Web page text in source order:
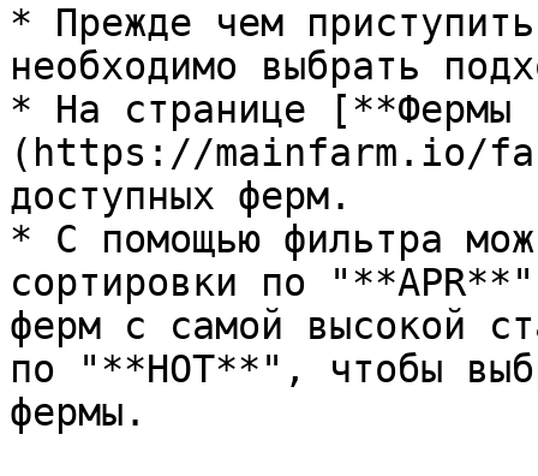
* Прежде чем
необходимо выбрать
* На странице
(https://mainfarm.io/
доступных ферм.
* С помощью фильтра
сортировки по
ферм с самой высокой
по "**HOT**", чтобы
фермы.